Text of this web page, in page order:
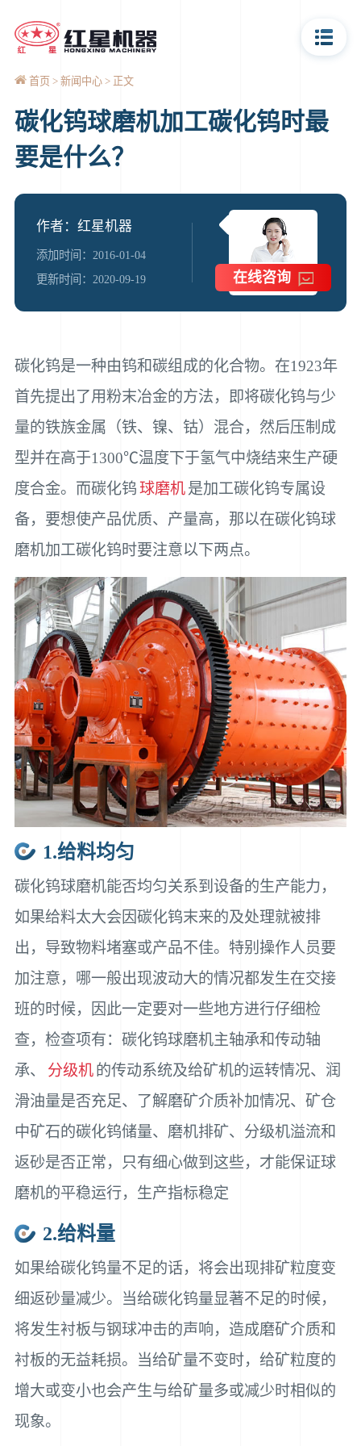
首页 新闻中心 正文
碳化钨球磨机加工碳化钨时最
要是什么？
作者：红星机器
添加时间：2016-01-04
更新时间：2020-09-19
在线咨询
碳化钨是一种由钨和碳组成的化合物。在1923年
首先提出了用粉末冶金的方法，即将碳化钨与少
量的铁族金属（铁、镍、钴）混合，然后压制成
型并在高于1300℃温度下于氢气中烧结来生产硬
度合金。而碳化钨球磨机是加工碳化钨专属设
备，要想使产品优质、产量高，那以在碳化钨球
磨机加工碳化钨时要注意以下两点。
1.给料均匀
碳化钨球磨机能否均匀关系到设备的生产能力，
如果给料太大会因碳化钨末来的及处理就被排
出，导致物料堵塞或产品不佳。特别操作人员要
加注意，哪一般出现波动大的情况都发生在交接
班的时候，因此一定要对一些地方进行仔细检
查，检查项有：碳化钨球磨机主轴承和传动轴
承、
分级机的传动系统及给矿机的运转情况、润
滑油量是否充足、了解磨矿介质补加情况、矿仓
中矿石的碳化钨储量、磨机排矿、分级机溢流和
返砂是否正常，只有细心做到这些，才能保证球
磨机的平稳运行，生产指标稳定
2.给料量
如果给碳化钨量不足的话，将会出现排矿粒度变
细返砂量减少。当给碳化钨量显著不足的时候，
将发生衬板与钢球冲击的声响，造成磨矿介质和
衬板的无益耗损。当给矿量不变时，给矿粒度的
增大或变小也会产生与给矿量多或减少时相似的
现象。